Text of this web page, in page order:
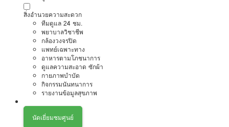
สิ่งอำนวยความสะดวก
ทีมดูแล 24 ชม.
พยาบาลวิชาชีพ
กล้องวงจรปิด
แพทย์เฉพาะทาง
อาหารตามโภชนาการ
ดูแลความสะอาด ซักผ้า
กายภาพบำบัด
กิจกรรมนันทนาการ
รายงานข้อมูลสุขภาพ
นัดเยี่ยมชมศูนย์